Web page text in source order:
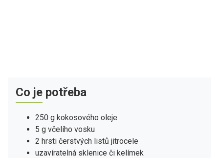
Co je potřeba
250 g kokosového oleje
5 g včelího vosku
2 hrsti čerstvých listů jitrocele
uzavíratelná sklenice či kelímek